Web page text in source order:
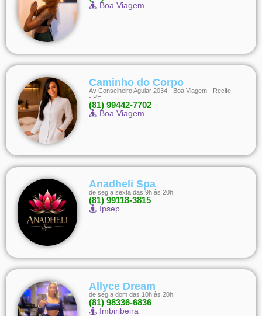
Boa Viagem
Caminho do Corpo
Av Conselheiro Aguiar 2034 - Boa Viagem - Recife
- PE
(81) 99442-7702
Boa Viagem
Anadheli Spa
de seg a sexta das 9h às 20h
(81) 99118-3815
Ipsep
Allyce Dream
de seg a dom das 10h às 20h
(81) 98336-6836
Imbiribeira